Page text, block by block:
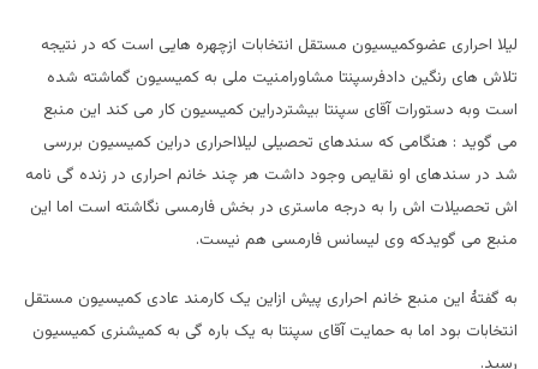
لیلا احراری عضوکمیسیون مستقل انتخابات ازچهره هايی است که در نتیجه
تلاش های رنگین دادفرسپنتا مشاورامنیت ملی به کمیسیون گماشته شده
است وبه دستورات آقای سپنتا بیشتردراین کمیسیون کار می کند این منبع
می گوید : هنگامی که سندهای تحصیلی لیلااحراری دراین کمیسیون بررسی
شد در سندهای او نقایص وجود داشت هر چند خانم احراری در زنده گی نامه
اش تحصیلات اش را به درجه ماستری در بخش فارمسی نگاشته است اما این
منبع می گویدکه وی ليسانس فارمسی هم نیست.
به گفتۀ این منبع خانم احراری پیش ازاین یک کارمند عادی کمیسیون مستقل
انتخابات بود اما به حمایت آقای سپنتا به یک باره گی به کمیشنری کمیسیون